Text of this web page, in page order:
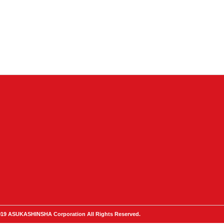
ASUKASHINSHA Corporation All Rights Reserved.